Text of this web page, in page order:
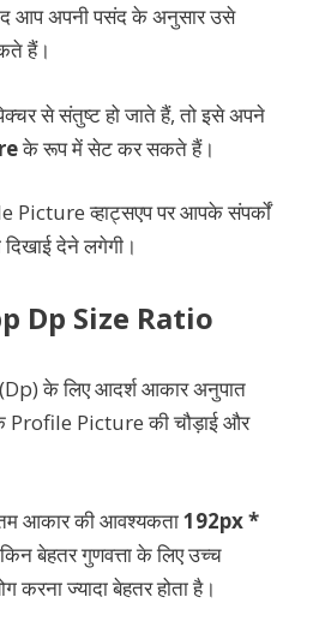
आप अपनी पसंद के अनुसार उसे
हैं।
से संतुष्ट हो जाते हैं, तो इसे अपने
के रूप में सेट कर सकते हैं।
Picture व्हाट्सएप पर आपके संपर्कों
देने लगेगी।
Dp Size Ratio
(Dp) के लिए आदर्श आकार अनुपात
Profile Picture की चौड़ाई और
आकार की आवश्यकता192px *
बेहतर गुणवत्ता के लिए उच्च
करना ज्यादा बेहतर होता है।